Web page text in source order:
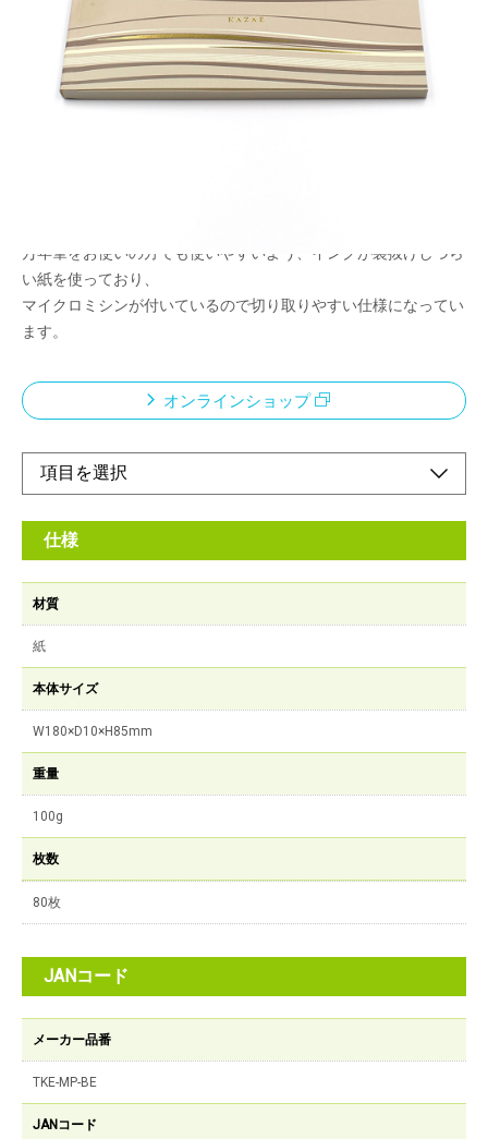
さまざまなシーンで使えるマルチメモパッド
メーカー希望小売価格：
¥680+ 税
万年筆をお使いの方でも使いやすいよう、インクが裏抜けしづら
い紙を使っており、
マイクロミシンが付いているので切り取りやすい仕様になってい
ます。
オンラインショップ
仕様
材質
紙
本体サイズ
W180×D10×H85mm
重量
100g
枚数
80枚
JANコード
メーカー品番
TKE-MP-BE
JANコード